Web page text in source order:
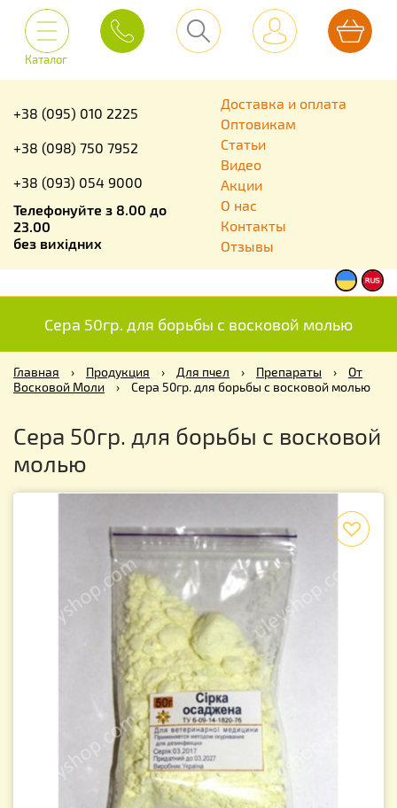
Каталог
+38 (095) 010 2225
+38 (098) 750 7952
+38 (093) 054 9000
Телефонуйте з 8.00 до
23.00
без вихідних
Доставка и оплата
Оптовикам
Статьи
Видео
Акции
О нас
Контакты
Отзывы
Сера 50гр. для борьбы с восковой молью
Главная › Продукция › Для пчел › Препараты ›
От
Восковой Моли
› Сера 50гр. для борьбы с восковой молью
Сера 50гр. для борьбы с восковой
молью